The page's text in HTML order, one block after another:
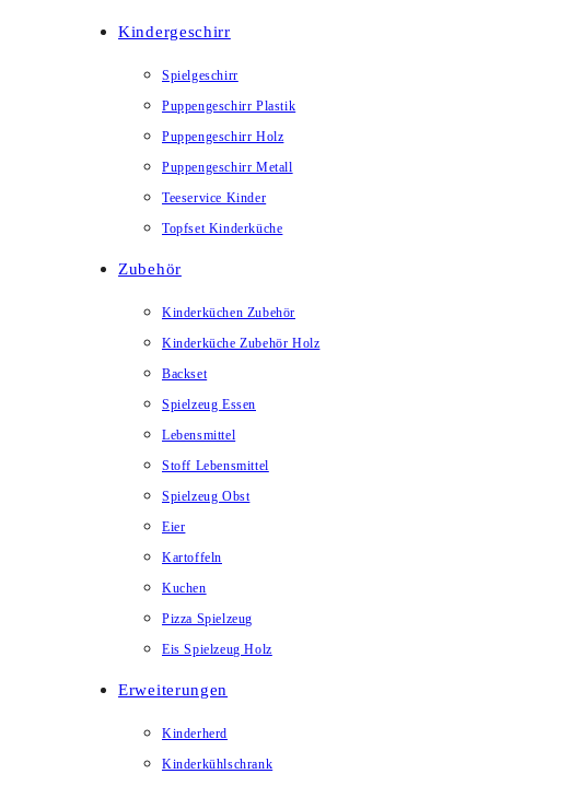
Kindergeschirr
Spielgeschirr
Puppengeschirr Plastik
Puppengeschirr Holz
Puppengeschirr Metall
Teeservice Kinder
Topfset Kinderküche
Zubehör
Kinderküchen Zubehör
Kinderküche Zubehör Holz
Backset
Spielzeug Essen
Lebensmittel
Stoff Lebensmittel
Spielzeug Obst
Eier
Kartoffeln
Kuchen
Pizza Spielzeug
Eis Spielzeug Holz
Erweiterungen
Kinderherd
Kinderkühlschrank